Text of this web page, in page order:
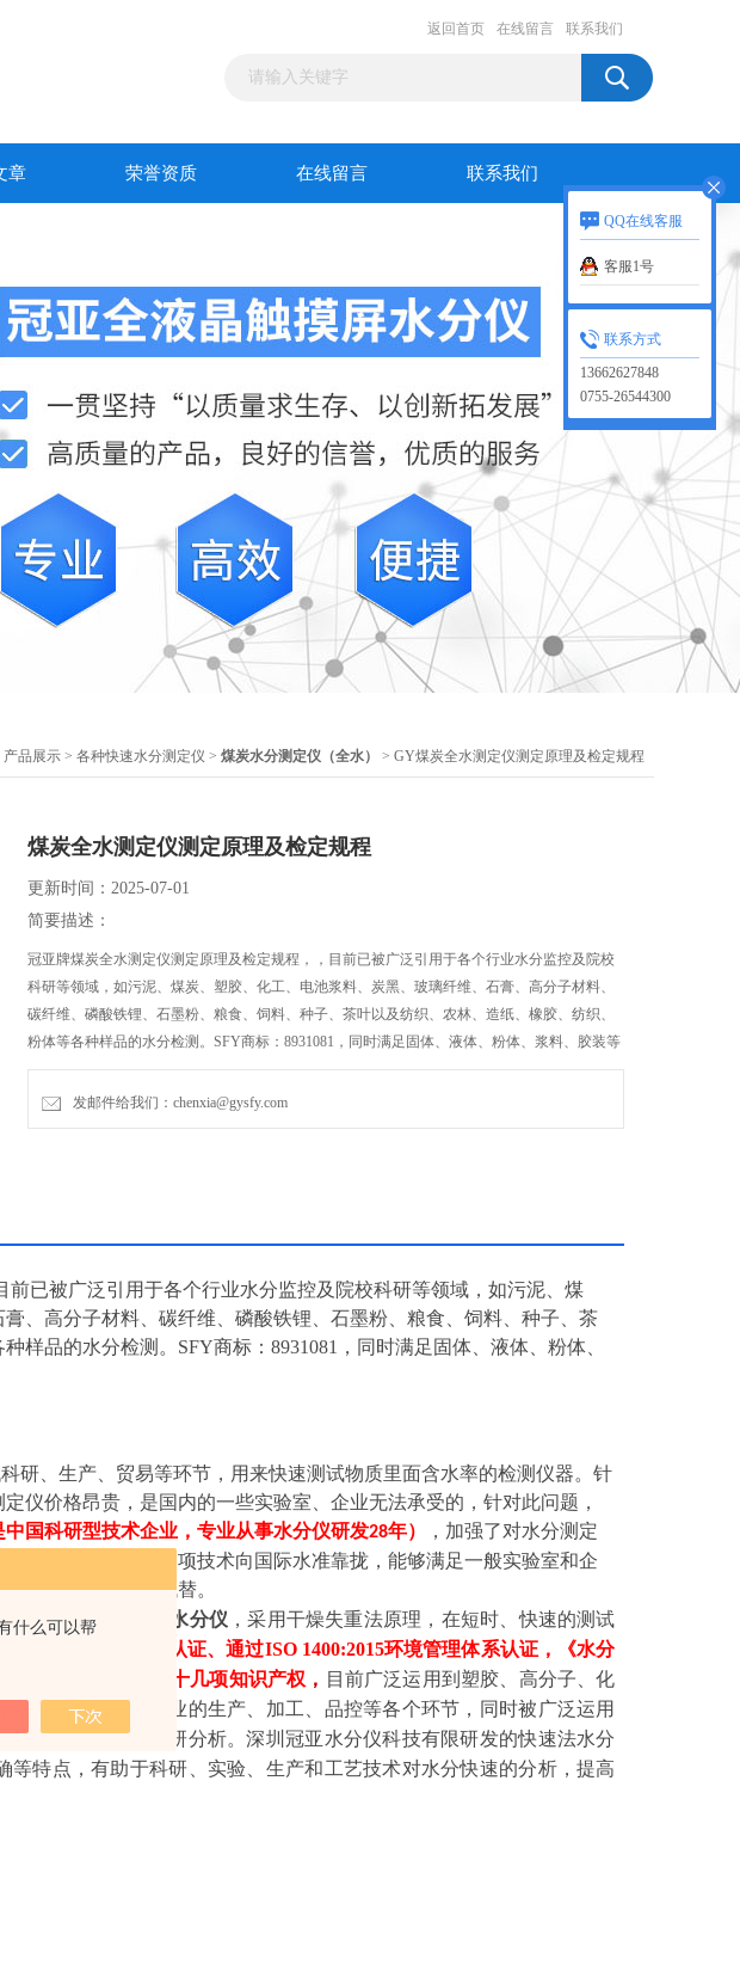
什么可以帮
返回首页 在线留言 联系我们
章 荣誉资质 在线留言 联系我们
产品展示 > 各种快速水分测定仪 > 煤炭水分测定仪（全水） > GY煤炭全水测定仪测定原理及检定规程
煤炭全水测定仪测定原理及检定规程
更新时间：2025-07-01
简要描述：
冠亚牌煤炭全水测定仪测定原理及检定规程，，目前已被广泛引用于各个行业水分监控及院校
科研等领域，如污泥、煤炭、塑胶、化工、电池浆料、炭黑、玻璃纤维、石膏、高分子材料、
碳纤维、磷酸铁锂、石墨粉、粮食、饲料、种子、茶叶以及纺织、农林、造纸、橡胶、纺织、
粉体等各种样品的水分检测。SFY商标：8931081，同时满足固体、液体、粉体、浆料、胶装等
各种样品的水分测试。
发邮件给我们：chenxia@gysfy.com
前已被广泛引用于各个行业水分监控及院校科研等领域，如污泥、煤
、高分子材料、碳纤维、磷酸铁锂、石墨粉、粮食、饲料、种子、茶
样品的水分检测。SFY商标：8931081，同时满足固体、液体、粉体、
研、生产、贸易等环节，用来快速测试物质里面含水率的检测仪器。针
仪价格昂贵，是国内的一些实验室、企业无法承受的，针对此问题，
中国科研型技术企业，专业从事水分仪研发28年）
，加强了对水分测定
产水分测定仪的各项技术向国际水准靠拢，能够满足一般实验室和企
水分分析方法所代替。
冠亚牌》CS 快速水分仪 ，采用干燥失重法原理，在短时、快速的测试
质量管理体系认证、通过ISO 1400:2015环境管理体系认证， 《水分
并荣获十几项知识产权 ， 目前广泛运用到塑胶、高分子、化
易、建筑等各行业的生产、加工、品控等各个环节，同时被广泛运用
各行业的实验室科研分析。深圳冠亚水分仪科技有限研发的快速法水分
等特点，有助于科研、实验、生产和工艺技术对水分快速的分析，提高
QQ在线客服
客服1号
联系方式
13662627848
0755-26544300